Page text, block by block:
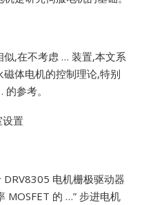
似,在不考虑 … 装置,本文系
体电机的控制理论,特别
参考。
置
电机栅极驱动器
MOSFET 的 …” 步进电机